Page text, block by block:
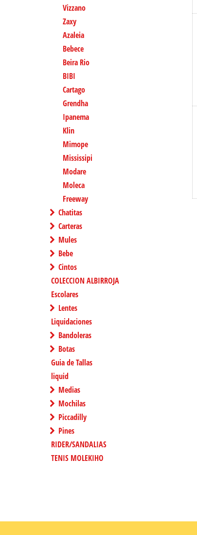
Vizzano
Zaxy
Azaleia
Bebece
Beira Rio
BIBI
Cartago
Grendha
Ipanema
Klin
Mimope
Mississipi
Modare
Moleca
Freeway
Chatitas
Carteras
Mules
Bebe
Cintos
COLECCION ALBIRROJA
Escolares
Lentes
Liquidaciones
Bandoleras
Botas
Guia de Tallas
liquid
Medias
Mochilas
Piccadilly
Pines
RIDER/SANDALIAS
TENIS MOLEKIHO